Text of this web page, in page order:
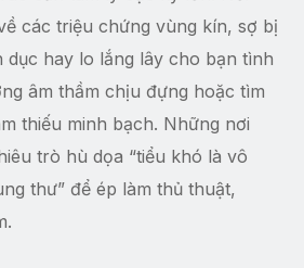
các triệu chứng vùng kín, sợ bị
dục hay lo lắng lây cho bạn tình
âm thầm chịu đựng hoặc tìm
thiếu minh bạch. Những nơi
trò hù dọa “tiểu khó là vô
thư” để ép làm thủ thuật,